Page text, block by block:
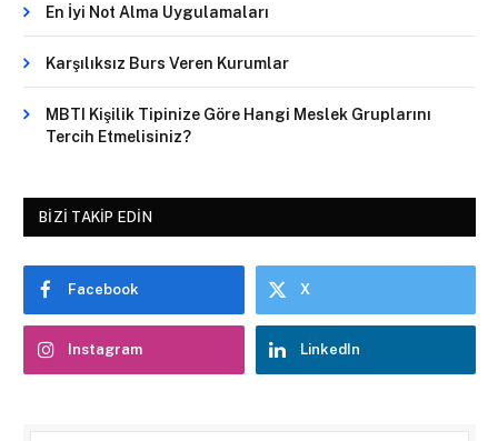
En İyi Not Alma Uygulamaları
Karşılıksız Burs Veren Kurumlar
MBTI Kişilik Tipinize Göre Hangi Meslek Gruplarını
Tercih Etmelisiniz?
BIZI TAKIP EDIN
Facebook X
Instagram LinkedIn